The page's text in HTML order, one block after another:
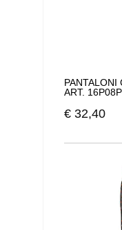
PANTALONI
ART.
€ 32,40